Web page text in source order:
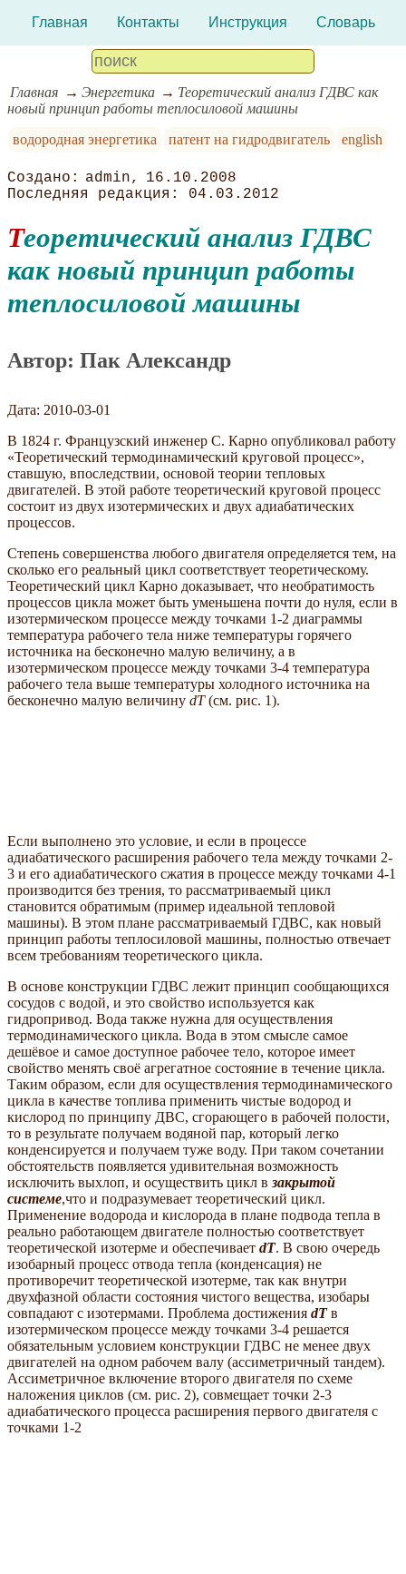
Главная Контакты Инструкция Словарь
Главная Энергетика
Теоретический анализ ГДВС как
новый принцип работы теплосиловой машины
водородная энергетика
патент на гидродвигатель english
admin
16.10.2008
04.03.2012
Теоретический анализ ГДВС
как новый принцип работы
теплосиловой машины
Автор: Пак Александр
Дата: 2010-03-01
В 1824 г. Французский инженер С. Карно опубликовал работу
«Теоретический термодинамический круговой процесс»,
ставшую, впоследствии, основой теории тепловых
двигателей. В этой работе теоретический круговой процесс
состоит из двух изотермических и двух адиабатических
процессов.
Степень совершенства любого двигателя определяется тем, на
сколько его реальный цикл соответствует теоретическому.
Теоретический цикл Карно доказывает, что необратимость
процессов цикла может быть уменьшена почти до нуля, если в
изотермическом процессе между точками 1-2 диаграммы
температура рабочего тела ниже температуры горячего
источника на бесконечно малую величину, а в
изотермическом процессе между точками 3-4 температура
рабочего тела выше температуры холодного источника на
бесконечно малую величину dT(см. рис. 1).
Если выполнено это условие, и если в процессе
адиабатического расширения рабочего тела между точками 2-
3 и его адиабатического сжатия в процессе между точками 4-1
производится без трения, то рассматриваемый цикл
становится обратимым (пример идеальной тепловой
машины). В этом плане рассматриваемый ГДВС, как новый
принцип работы теплосиловой машины, полностью отвечает
всем требованиям теоретического цикла.
В основе конструкции ГДВС лежит принцип сообщающихся
сосудов с водой, и это свойство используется как
гидропривод. Вода также нужна для осуществления
термодинамического цикла. Вода в этом смысле самое
дешёвое и самое доступное рабочее тело, которое имеет
свойство менять своё агрегатное состояние в течение цикла.
Таким образом, если для осуществления термодинамического
цикла в качестве топлива применить чистые водород и
кислород по принципу ДВС, сгорающего в рабочей полости,
то в результате получаем водяной пар, который легко
конденсируется и получаем туже воду. При таком сочетании
обстоятельств появляется удивительная возможность
исключить выхлоп, и осуществить цикл в закрытой
системе,что и подразумевает теоретический цикл.
Применение водорода и кислорода в плане подвода тепла в
реально работающем двигателе полностью соответствует
теоретической изотерме и обеспечивает dT. В свою очередь
изобарный процесс отвода тепла (конденсация) не
противоречит теоретической изотерме, так как внутри
двухфазной области состояния чистого вещества, изобары
совпадают с изотермами. Проблема достижения dTв
изотермическом процессе между точками 3-4 решается
обязательным условием конструкции ГДВС не менее двух
двигателей на одном рабочем валу (ассиметричный тандем).
Ассиметричное включение второго двигателя по схеме
наложения циклов (см. рис. 2), совмещает точки 2-3
адиабатического процесса расширения первого двигателя с
точками 1-2